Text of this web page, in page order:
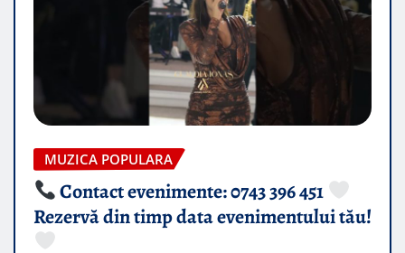
MUZICA POPULARA
Contact evenimente: 0743 396 451
Rezervă din timp data evenimentului tău!